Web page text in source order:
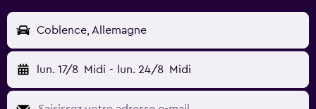
Coblence, Allemagne
lun. 17/8 Midi - lun. 24/8 Midi